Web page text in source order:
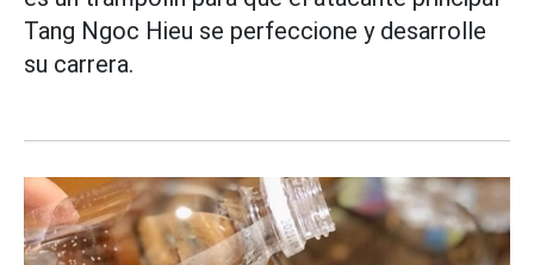
Tang Ngoc Hieu se perfeccione y desarrolle
su carrera.